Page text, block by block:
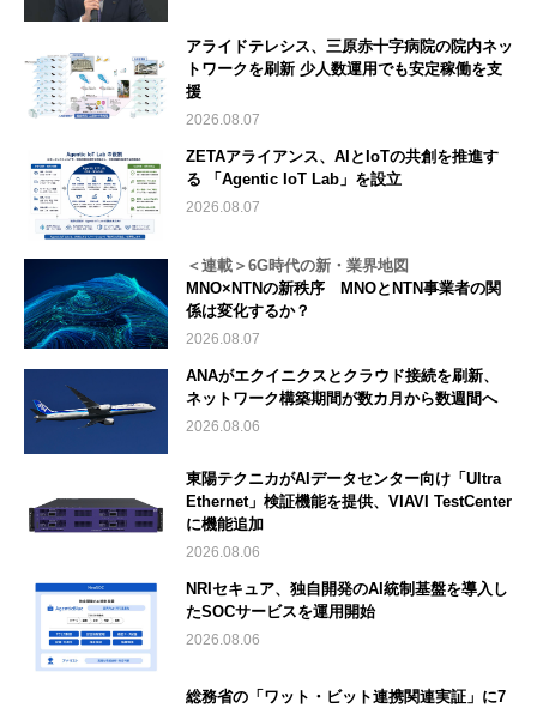
アライドテレシス、三原赤十字病院の院内ネッ
トワークを刷新 少人数運用でも安定稼働を支
援
2026.08.07
ZETAアライアンス、AIとIoTの共創を推進す
る 「Agentic IoT Lab」を設立
2026.08.07
＜連載＞6G時代の新・業界地図
MNO×NTNの新秩序 MNOとNTN事業者の関
係は変化するか？
2026.08.07
ANAがエクイニクスとクラウド接続を刷新、
ネットワーク構築期間が数カ月から数週間へ
2026.08.06
東陽テクニカがAIデータセンター向け「Ultra
Ethernet」検証機能を提供、VIAVI TestCenter
に機能追加
2026.08.06
NRIセキュア、独自開発のAI統制基盤を導入し
たSOCサービスを運用開始
2026.08.06
総務省の「ワット・ビット連携関連実証」に7